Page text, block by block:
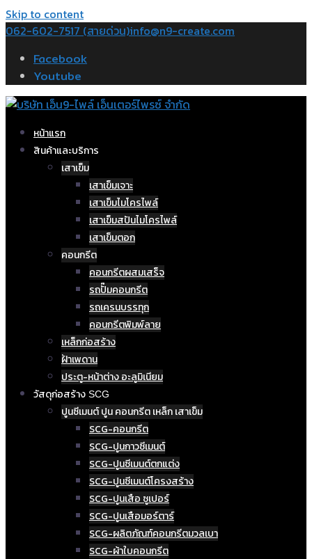
Skip to content
062-602-7517 (สายด่วน)info@n9-create.com
Facebook
Youtube
หน้าแรก
สินค้าและบริการ
เสาเข็ม
เสาเข็มเจาะ
เสาเข็มไมโครไพล์
เสาเข็มสปันไมโครไพล์
เสาเข็มตอก
คอนกรีต
คอนกรีตผสมเสร็จ
รถปั๊มคอนกรีต
รถเครนบรรทุก
คอนกรีตพิมพ์ลาย
เหล็กก่อสร้าง
ฝ้าเพดาน
ประตู-หน้าต่าง อะลูมิเนียม
วัสดุก่อสร้าง SCG
ปูนซีเมนต์ ปูน คอนกรีต เหล็ก เสาเข็ม
SCG-คอนกรีต
SCG-ปูนกาวซีเมนต์
SCG-ปูนซีเมนต์ตกแต่ง
SCG-ปูนซีเมนต์โครงสร้าง
SCG-ปูนเสือ ซูเปอร์
SCG-ปูนเสือมอร์ตาร์
SCG-ผลิตภัณฑ์คอนกรีตมวลเบา
SCG-ผ้าใบคอนกรีต